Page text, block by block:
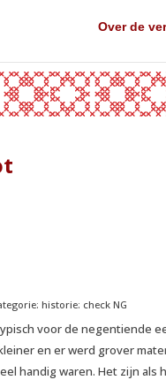
Over de
historie: check NG
voor de negentiende
en er werd grover
handig waren. Het zijn als